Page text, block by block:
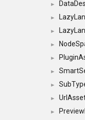
►
►
►
►
►
►
►
►
►